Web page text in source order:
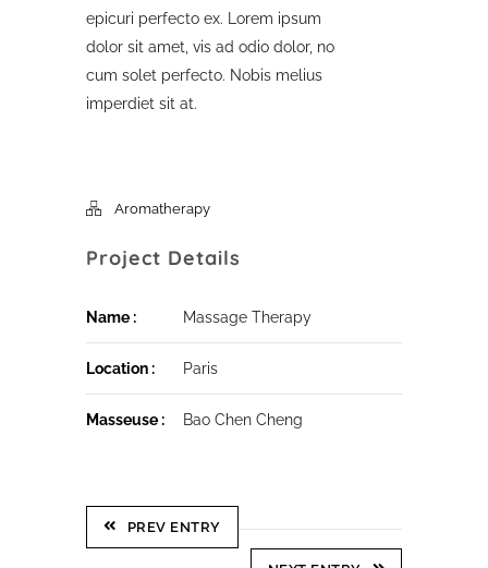
epicuri perfecto ex. Lorem ipsum
dolor sit amet, vis ad odio dolor, no
cum solet perfecto. Nobis melius
imperdiet sit at.
Aromatherapy
Project Details
Name : Massage Therapy
Location : Paris
Masseuse : Bao Chen Cheng
PREV ENTRY